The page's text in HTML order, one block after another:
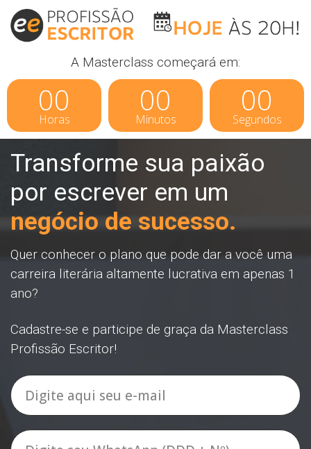
A Masterclass começará em:
00
Horas
00
Minutos
00
Segundos
Transforme sua paixão
por escrever em um
negócio de sucesso.
Quer conhecer o plano que pode dar a você uma
carreira literária altamente lucrativa em apenas 1
ano?
Cadastre-se e participe de graça da Masterclass
Profissão Escritor!